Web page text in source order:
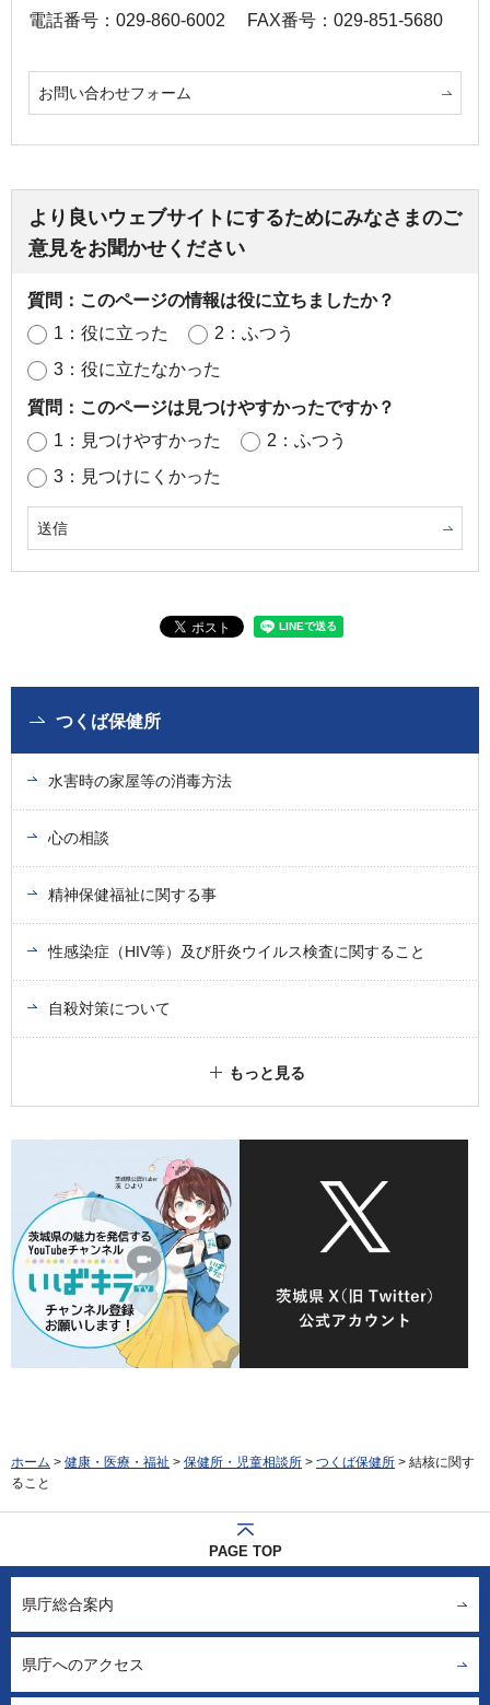
電話番号：029-860-6002
FAX番号：029-851-5680
お問い合わせフォーム
より良いウェブサイトにするためにみなさまのご
意見をお聞かせください
質問：このページの情報は役に立ちましたか？
1：役に立った
2：ふつう
3：役に立たなかった
質問：このページは見つけやすかったですか？
1：見つけやすかった
2：ふつう
3：見つけにくかった
つくば保健所
水害時の家屋等の消毒方法
心の相談
精神保健福祉に関する事
性感染症（HIV等）及び肝炎ウイルス検査に関すること
自殺対策について
もっと見る
ホーム > 健康・医療・福祉 > 保健所・児童相談所 > つくば保健所 > 結核に関す
ること
PAGE TOP
県庁総合案内
県庁へのアクセス